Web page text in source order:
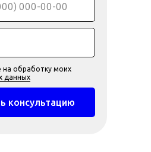
на обработку моих
данных
консультацию